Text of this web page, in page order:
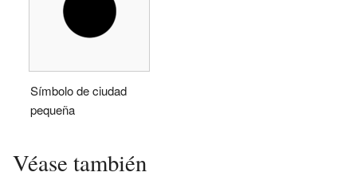
Símbolo de ciudad
pequeña
Véase también